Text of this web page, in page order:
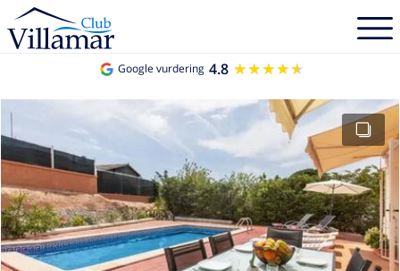
Google vurdering 4.8 ★★★★★
★★★★★